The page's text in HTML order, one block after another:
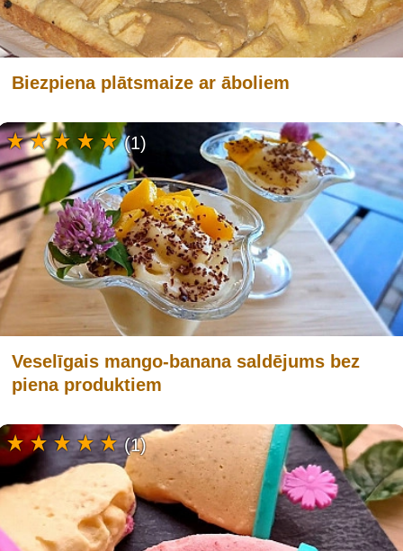
Biezpiena plātsmaize ar āboliem
Veselīgais mango-banana saldējums bez
piena produktiem
(1)
(1)